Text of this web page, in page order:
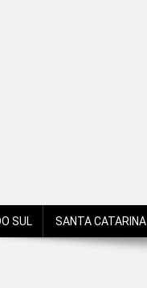
SUL SANTA CATARINA